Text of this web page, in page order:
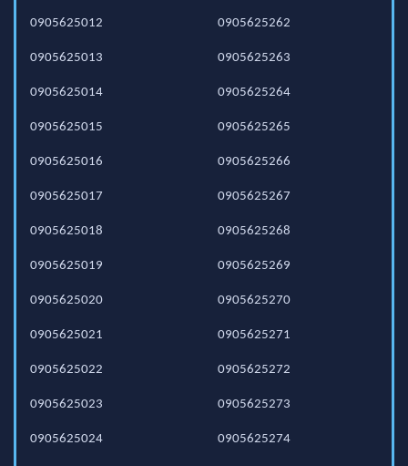
0905625012
0905625013
0905625014
0905625015
0905625016
0905625017
0905625018
0905625019
0905625020
0905625021
0905625022
0905625023
0905625024
0905625262
0905625263
0905625264
0905625265
0905625266
0905625267
0905625268
0905625269
0905625270
0905625271
0905625272
0905625273
0905625274